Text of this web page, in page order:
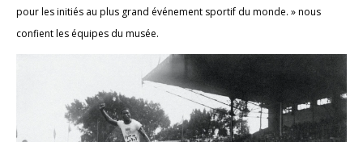
pour les initiés au plus grand événement sportif du monde. » nous
confient les équipes du musée.